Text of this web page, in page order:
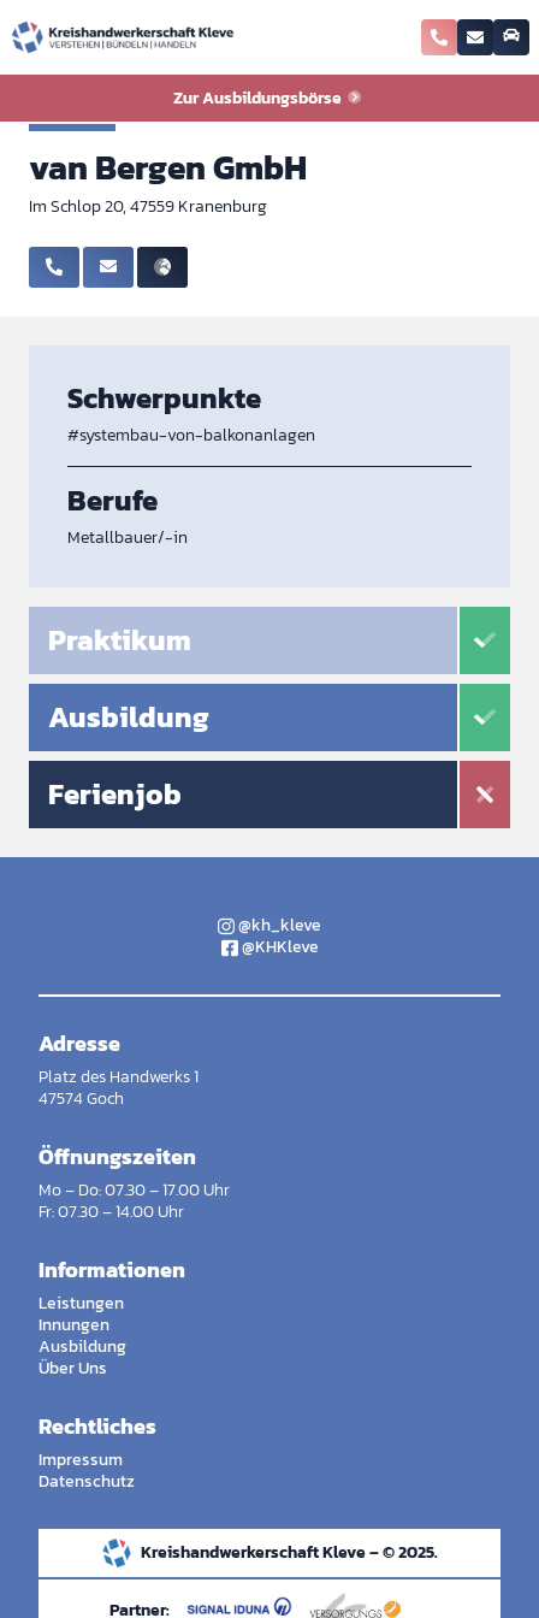
Zur Ausbildungsbörse
Zurück zur Ausbildungsbörse
van Bergen GmbH
Im Schlop 20, 47559 Kranenburg
Schwerpunkte
#systembau-von-balkonanlagen
Berufe
Metallbauer/-in
Praktikum
Ausbildung
Ferienjob
@kh_kleve
@KHKleve
Adresse
Platz des Handwerks 1
47574 Goch
Öffnungszeiten
Mo – Do: 07.30 – 17.00 Uhr
Fr: 07.30 – 14.00 Uhr
Informationen
Leistungen
Innungen
Ausbildung
Über Uns
Rechtliches
Impressum
Datenschutz
Kreishandwerkerschaft Kleve – © 2025.
Partner: